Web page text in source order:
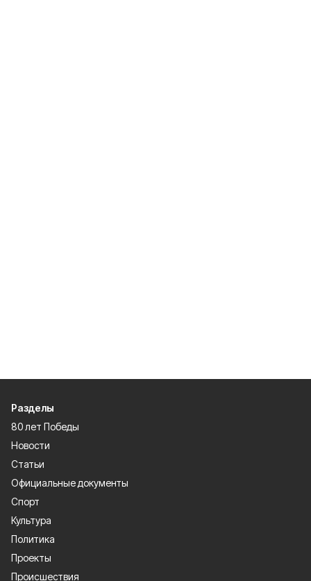
Разделы
80 лет Победы
Новости
Статьи
Официальные документы
Спорт
Культура
Политика
Проекты
Происшествия